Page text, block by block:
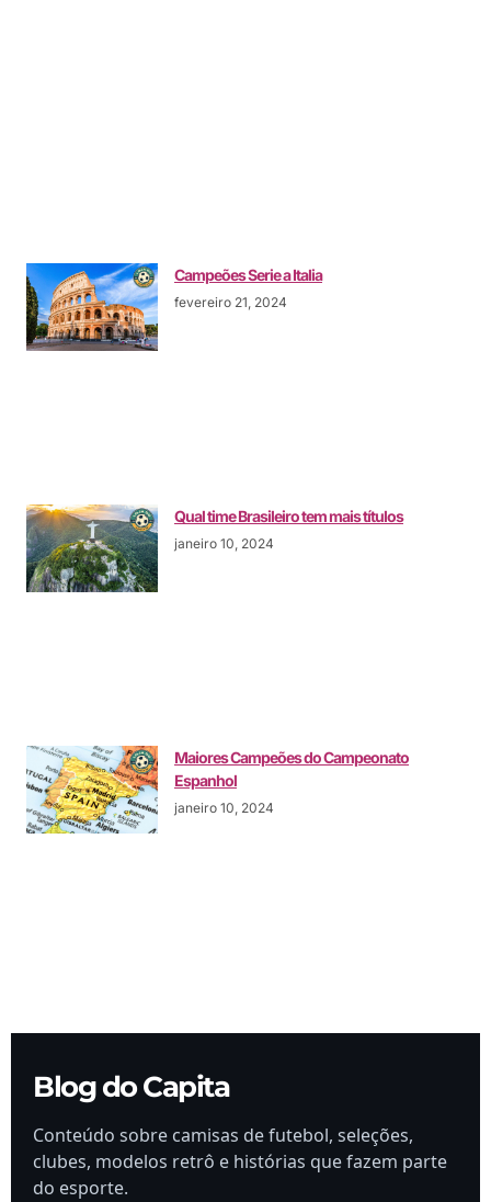
Campeões Serie a Italia
fevereiro 21, 2024
Qual time Brasileiro tem mais títulos
janeiro 10, 2024
Maiores Campeões do Campeonato
Espanhol
janeiro 10, 2024
Blog do Capita
Conteúdo sobre camisas de futebol, seleções,
clubes, modelos retrô e histórias que fazem parte
do esporte.